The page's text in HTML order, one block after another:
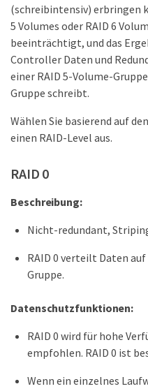
(schreibintensiv) erbringen
5 Volumes oder RAID 6
beeinträchtigt, und das
Controller Daten und
einer RAID 5-Volume-
Gruppe schreibt.
Wählen Sie basierend auf
einen RAID-Level aus.
RAID 0
Beschreibung:
Nicht-redundant,
RAID 0 verteilt Daten
Gruppe.
Datenschutzfunktionen:
RAID 0 wird für hohe
empfohlen. RAID 0 ist
Wenn ein einzelnes